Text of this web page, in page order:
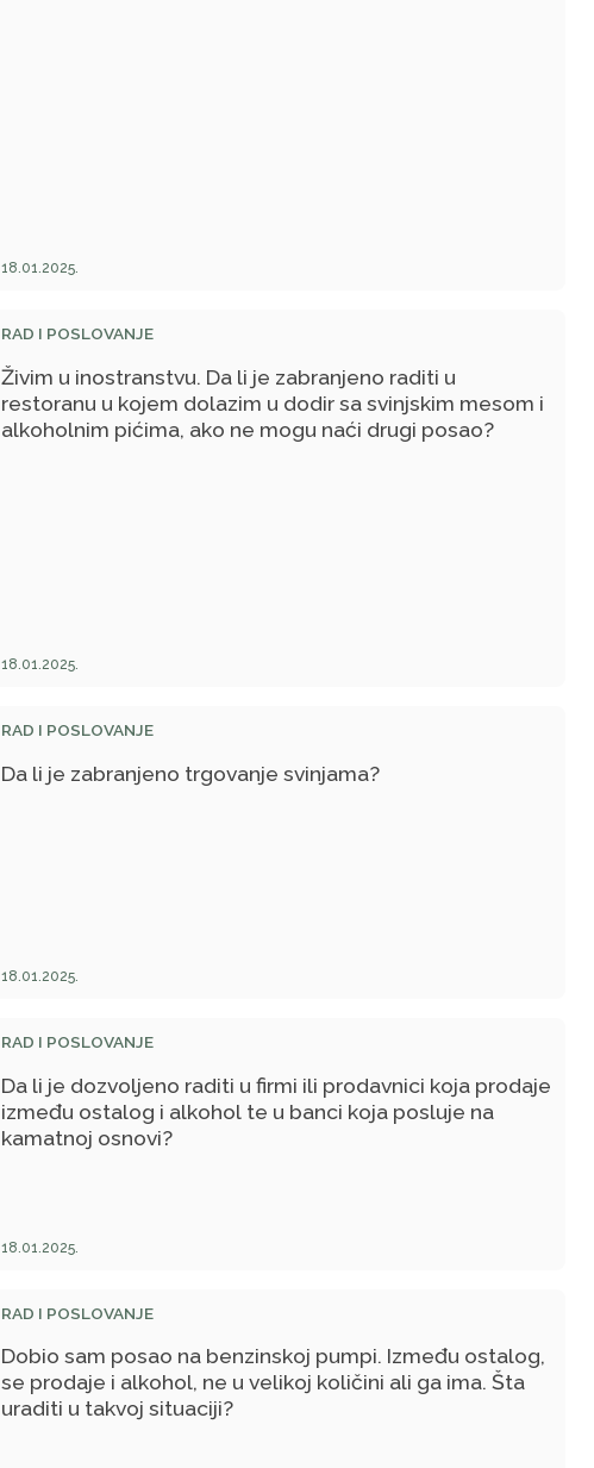
18.01.2025.
RAD I POSLOVANJE
Živim u inostranstvu. Da li je zabranjeno raditi u
restoranu u kojem dolazim u dodir sa svinjskim mesom i
alkoholnim pićima, ako ne mogu naći drugi posao?
18.01.2025.
RAD I POSLOVANJE
Da li je zabranjeno trgovanje svinjama?
18.01.2025.
RAD I POSLOVANJE
Da li je dozvoljeno raditi u firmi ili prodavnici koja prodaje
između ostalog i alkohol te u banci koja posluje na
kamatnoj osnovi?
18.01.2025.
RAD I POSLOVANJE
Dobio sam posao na benzinskoj pumpi. Između ostalog,
se prodaje i alkohol, ne u velikoj količini ali ga ima. Šta
uraditi u takvoj situaciji?